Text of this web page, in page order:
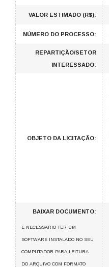
VALOR ESTIMADO (R$):
NÚMERO DO PROCESSO:
REPARTIÇÃO/SETOR
INTERESSADO:
OBJETO DA LICITAÇÃO:
BAIXAR DOCUMENTO:
É NECESSARIO TER UM
SOFTWARE INSTALADO NO SEU
COMPUTADOR PARA LEITURA
DO ARQUIVO COM FORMATO